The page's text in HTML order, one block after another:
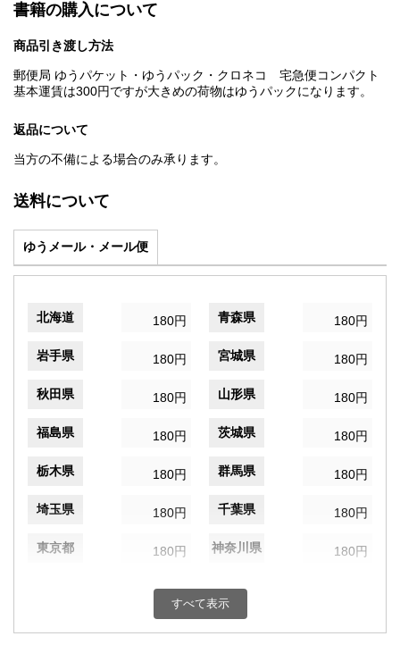
書籍の購入について
商品引き渡し方法
郵便局 ゆうパケット・ゆうパック・クロネコ 宅急便コンパクト
基本運賃は300円ですが大きめの荷物はゆうパックになります。
返品について
当方の不備による場合のみ承ります。
送料について
ゆうメール・メール便
北海道 180円 青森県 180円
岩手県 180円 宮城県 180円
秋田県 180円 山形県 180円
福島県 180円 茨城県 180円
栃木県 180円 群馬県 180円
埼玉県 180円 千葉県 180円
東京都 180円 神奈川県 180円
180円 富山県
すべて表示